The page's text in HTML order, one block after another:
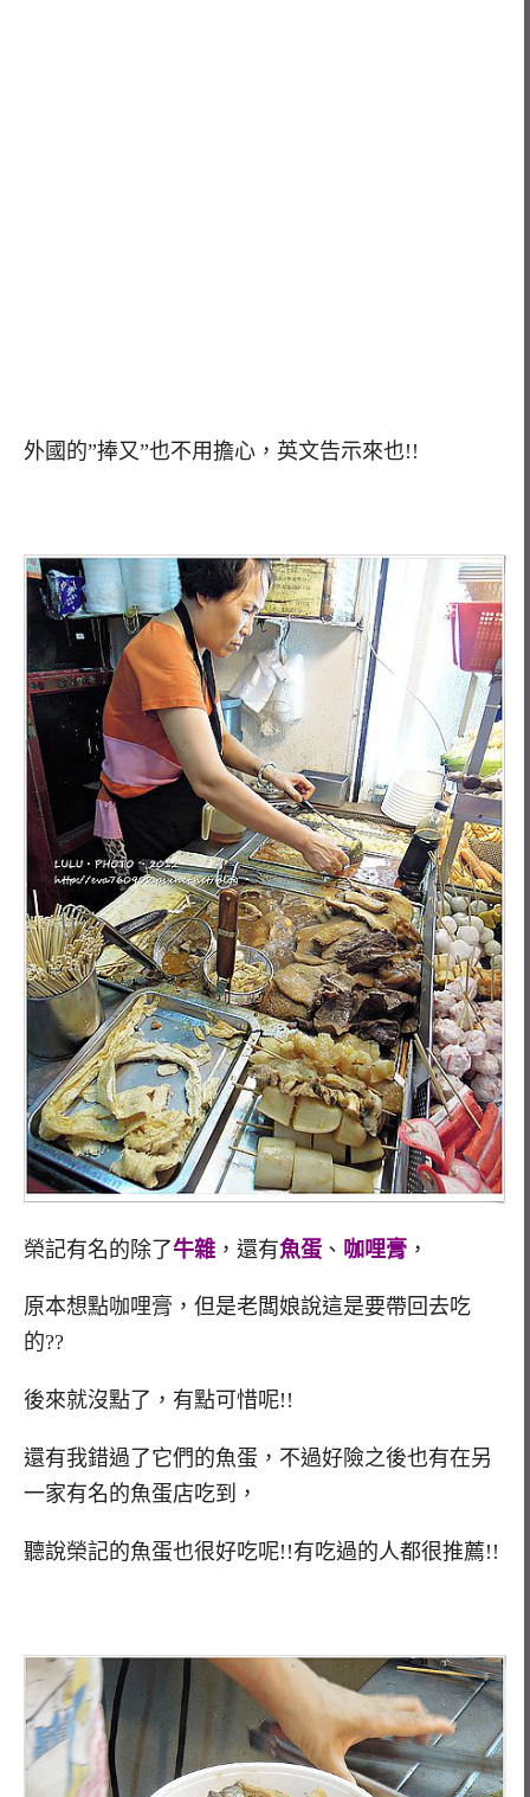
外國的”捧又”也不用擔心，英文告示來也!!
榮記有名的除了牛雜 ，還有魚蛋、 咖哩膏 ，
原本想點咖哩膏，但是老闆娘說這是要帶回去吃
的??
後來就沒點了，有點可惜呢!!
還有我錯過了它們的魚蛋，不過好險之後也有在另
一家有名的魚蛋店吃到，
聽說榮記的魚蛋也很好吃呢!!有吃過的人都很推薦!!